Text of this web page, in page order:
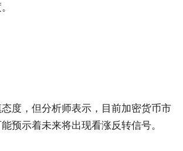
度，但分析师表示，目前加密货币市
预示着未来将出现看涨反转信号。